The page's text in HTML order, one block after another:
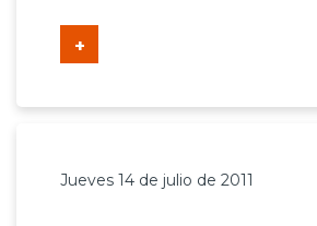
+
Jueves 14 de julio de 2011